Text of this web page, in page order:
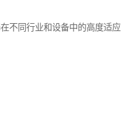
不同行业和设备中的高度适应